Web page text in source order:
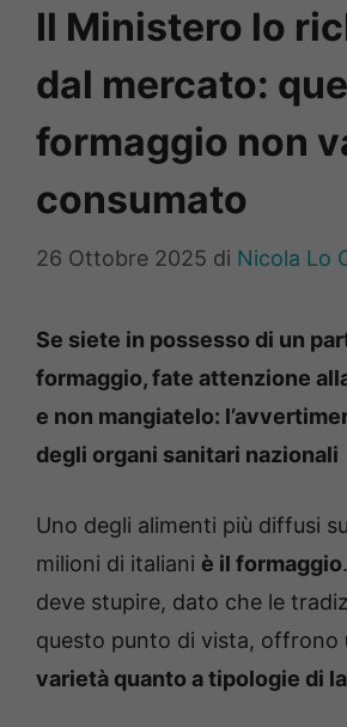
Il Ministero lo
dal mercato:
formaggio non
consumato
26 Ottobre 2025 di Nicola Lo
Se siete in possesso di un
formaggio, fate attenzione
e non mangiatelo:
degli organi sanitari nazionali
Uno degli alimenti più diffusi
milioni di italiani è il formaggio
deve stupire, dato che le
questo punto di vista, offrono
varietà quanto a tipologie di